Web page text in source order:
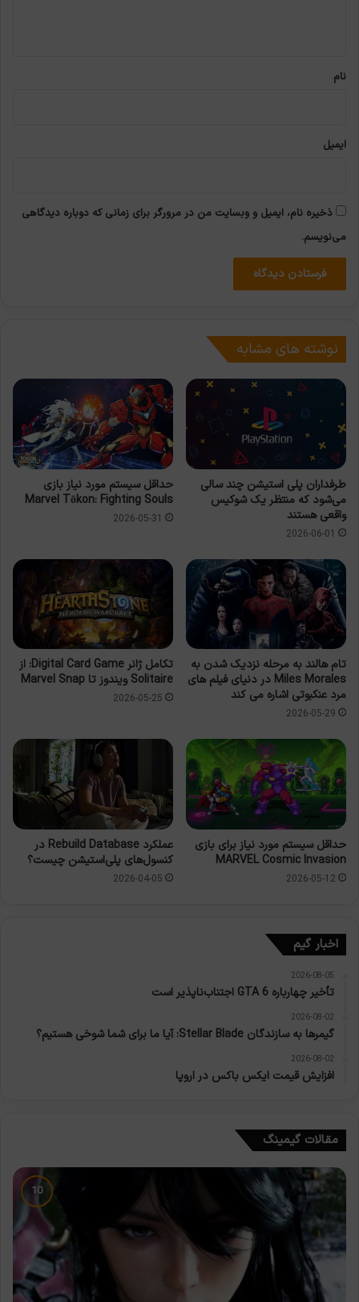
نام
ایمیل
ذخیره نام، ایمیل و وبسایت من در مرورگر برای زمانی که دوباره دیدگاهی
می‌نویسم.
نوشته های مشابه
طرفداران پلی استیشن چند سالی
می‌شود که منتظر یک شوکیس
واقعی هستند
2026-06-01
حداقل سیستم مورد نیاز بازی
Marvel Tōkon: Fighting Souls
2026-05-31
تام هالند به مرحله نزدیک شدن به
Miles Morales در دنیای فیلم های
مرد عنکبوتی اشاره می کند
2026-05-29
تکامل ژانر Digital Card Game: از
Solitaire ویندوز تا Marvel Snap
2026-05-25
حداقل سیستم مورد نیاز برای بازی
MARVEL Cosmic Invasion
2026-05-12
عملکرد Rebuild Database در
کنسول‌های پلی‌استیشن چیست؟
2026-04-05
اخبار گیم
2026-08-05
تأخیر چهارباره GTA 6 اجتناب‌ناپذیر است
2026-08-02
گیمرها به سازندگان Stellar Blade: آیا ما برای شما شوخی هستیم؟
2026-08-02
افزایش قیمت ایکس باکس در اروپا
مقالات گیمینگ